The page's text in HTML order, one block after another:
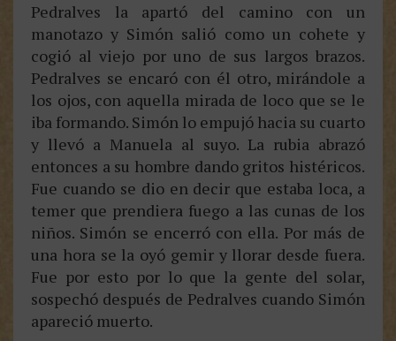
Pedralves la apartó del camino con un
manotazo y Simón salió como un cohete y
cogió al viejo por uno de sus largos brazos.
Pedralves se encaró con él otro, mirándole a
los ojos, con aquella mirada de loco que se le
iba formando. Simón lo empujó hacia su cuarto
y llevó a Manuela al suyo. La rubia abrazó
entonces a su hombre dando gritos histéricos.
Fue cuando se dio en decir que estaba loca, a
temer que prendiera fuego a las cunas de los
niños. Simón se encerró con ella. Por más de
una hora se la oyó gemir y llorar desde fuera.
Fue por esto por lo que la gente del solar,
sospechó después de Pedralves cuando Simón
apareció muerto.